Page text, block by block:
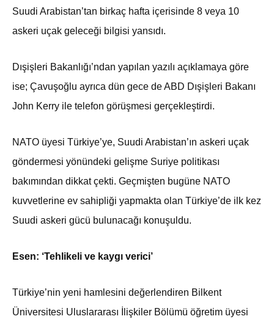
Suudi Arabistan’tan birkaç hafta içerisinde 8 veya 10
askeri uçak geleceği bilgisi yansıdı.
Dışişleri Bakanlığı’ndan yapılan yazılı açıklamaya göre
ise; Çavuşoğlu ayrıca dün gece de ABD Dışişleri Bakanı
John Kerry ile telefon görüşmesi gerçekleştirdi.
NATO üyesi Türkiye’ye, Suudi Arabistan’ın askeri uçak
göndermesi yönündeki gelişme Suriye politikası
bakımından dikkat çekti. Geçmişten bugüne NATO
kuvvetlerine ev sahipliği yapmakta olan Türkiye’de ilk kez
Suudi askeri gücü bulunacağı konuşuldu.
Esen: ‘Tehlikeli ve kaygı verici’
Türkiye’nin yeni hamlesini değerlendiren Bilkent
Üniversitesi Uluslararası İlişkiler Bölümü öğretim üyesi